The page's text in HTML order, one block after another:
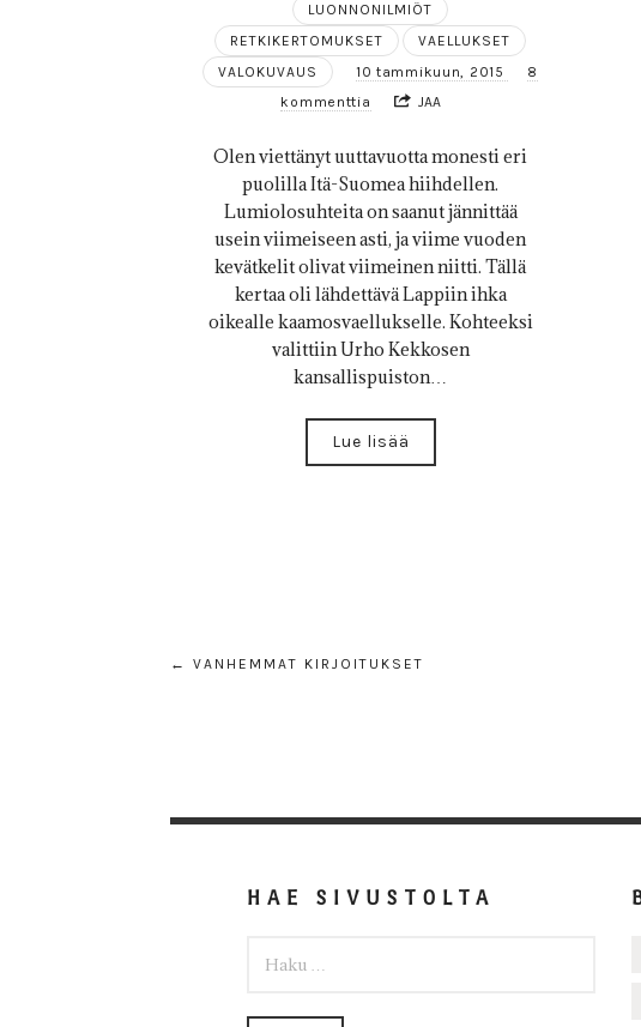
LUONNONILMIÖT
RETKIKERTOMUKSET
VAELLUKSET
VALOKUVAUS
10 tammikuun, 2015
8
kommenttia
JAA
Olen viettänyt uuttavuotta monesti eri
puolilla Itä-Suomea hiihdellen.
Lumiolosuhteita on saanut jännittää
usein viimeiseen asti, ja viime vuoden
kevätkelit olivat viimeinen niitti. Tällä
kertaa oli lähdettävä Lappiin ihka
oikealle kaamosvaellukselle. Kohteeksi
valittiin Urho Kekkosen
kansallispuiston…
Lue lisää
← VANHEMMAT KIRJOITUKSET
HAE SIVUSTOLTA